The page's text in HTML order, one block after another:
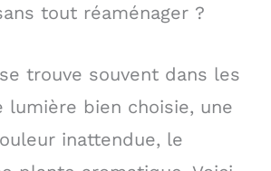
tout réaménager ?
trouve souvent dans les
lumière bien choisie, une
inattendue, le